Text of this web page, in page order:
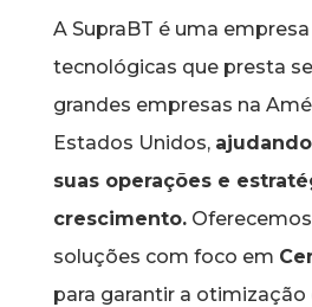
A SupraBT é uma
tecnológicas que presta
grandes empresas na
Estados Unidos,
suas operações e
crescimento.
soluções com foco em
para garantir a otimização